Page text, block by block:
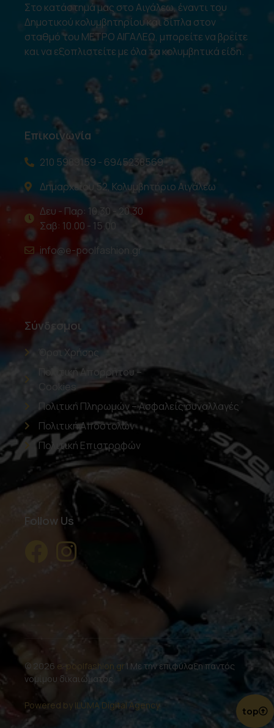
Στο κατάστημά μας στο Αιγάλεω, έναντι του
Δημοτικού κολυμβητηρίου και δίπλα στον
σταθμό του ΜΕΤΡΟ ΑΙΓΑΛΕΩ, μπορείτε να βρείτε
και να εξοπλιστείτε με όλα τα κολυμβητικά είδη.
Επικοινωνία
210 5989159 - 6945238569
Δημαρχείου 52, Κολυμβητήριο Αιγάλεω
Δευ - Παρ: 10.30 - 20.30
Σαβ: 10.00 - 15.00
info@e-poolfashion.gr
Σύνδεσμοι
Όροι Χρήσης
Πολιτική Απορρήτου –
Cookies
Πολιτική Πληρωμών – Ασφαλείς συναλλαγές
Πολιτική Αποστολών
Πολιτική Επιστροφών
Follow Us
© 2026 e-poolfashion.gr | Με την επιφύλαξη παντός
νομίμου δικαιώματος.
Powered by ILUMA Digital Agency. top